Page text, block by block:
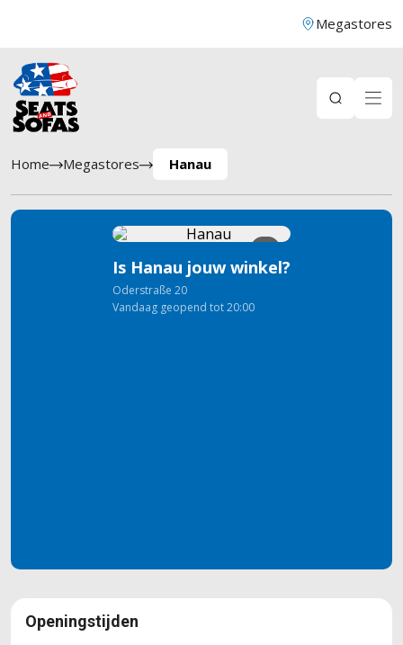
Megastores
Home Megastores Hanau
8
Is Hanau jouw winkel?
Oderstraße 20
Vandaag geopend tot 20:00
Openingstijden